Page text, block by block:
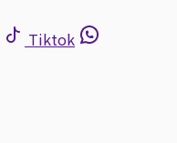
Tiktok